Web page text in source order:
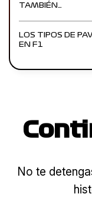
TAMBIÉN…
LOS TIPOS DE
EN F1
No te